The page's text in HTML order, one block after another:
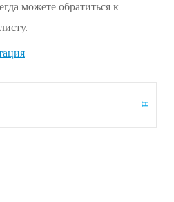
можете обратиться к